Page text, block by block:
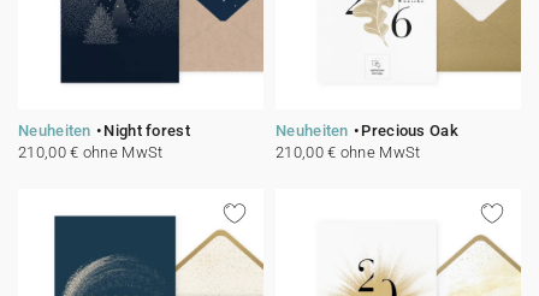
Neuheiten
Night forest
210,00 € ohne MwSt
Neuheiten
Precious Oak
210,00 € ohne MwSt